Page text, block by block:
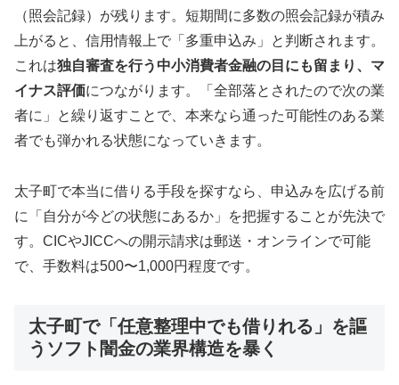
（照会記録）が残ります。短期間に多数の照会記録が積み
上がると、信用情報上で「多重申込み」と判断されます。
これは独自審査を行う中小消費者金融の目にも留まり、マ
イナス評価につながります。「全部落とされたので次の業
者に」と繰り返すことで、本来なら通った可能性のある業
者でも弾かれる状態になっていきます。
太子町で本当に借りる手段を探すなら、申込みを広げる前
に「自分が今どの状態にあるか」を把握することが先決で
す。CICやJICCへの開示請求は郵送・オンラインで可能
で、手数料は500〜1,000円程度です。
太子町で「任意整理中でも借りれる」を謳
うソフト闇金の業界構造を暴く